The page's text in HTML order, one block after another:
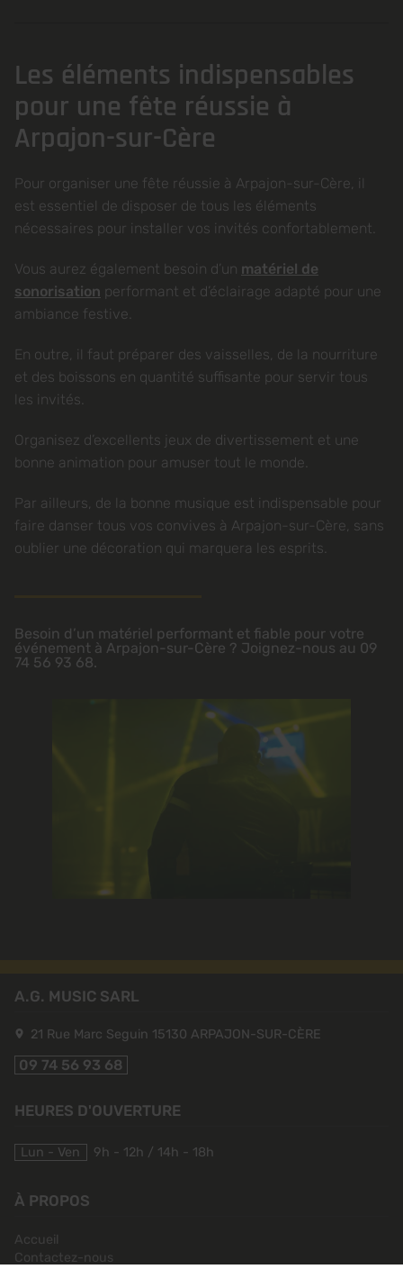
Les éléments indispensables
pour une fête réussie à
Arpajon-sur-Cère
Pour organiser une fête réussie à Arpajon-sur-Cère, il
est essentiel de disposer de tous les éléments
nécessaires pour installer vos invités confortablement.
Vous aurez également besoin d’un matériel de
sonorisation performant et d’éclairage adapté pour une
ambiance festive.
En outre, il faut préparer des vaisselles, de la nourriture
et des boissons en quantité suffisante pour servir tous
les invités.
Organisez d’excellents jeux de divertissement et une
bonne animation pour amuser tout le monde.
Par ailleurs, de la bonne musique est indispensable pour
faire danser tous vos convives à Arpajon-sur-Cère, sans
oublier une décoration qui marquera les esprits.
Besoin d’un matériel performant et fiable pour votre
événement à Arpajon-sur-Cère ? Joignez-nous au 09
74 56 93 68.
A.G. MUSIC SARL
21 Rue Marc Seguin 15130 ARPAJON-SUR-CÈRE
09 74 56 93 68
HEURES D'OUVERTURE
Lun - Ven 9h - 12h / 14h - 18h
À PROPOS
Accueil
Contactez-nous